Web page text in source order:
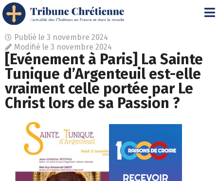
Publié le 3 novembre 2024
Modifié le 3 novembre 2024
[Evénement à Paris] La Sainte
Tunique d’Argenteuil est-elle
vraiment celle portée par Le
Christ lors de sa Passion ?